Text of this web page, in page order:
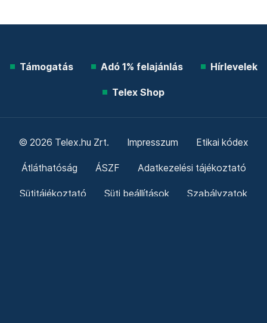
Támogatás Adó 1% felajánlás Hírlevelek
Telex Shop
© 2026 Telex.hu Zrt. Impresszum Etikai kódex
Átláthatóság ÁSZF Adatkezelési tájékoztató
Sütitájékoztató Süti beállítások Szabályzatok